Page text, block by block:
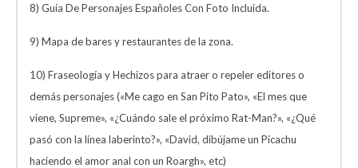
8) Guía De Personajes Españoles Con Foto Incluida.
9) Mapa de bares y restaurantes de la zona.
10) Fraseología y Hechizos para atraer o repeler editores o
demás personajes («Me cago en San Pito Pato», «El mes que
viene, Supreme», «¿Cuándo sale el próximo Rat-Man?», «¿Qué
pasó con la línea laberinto?», «David, dibújame un Picachu
haciendo el amor anal con un Roargh», etc)